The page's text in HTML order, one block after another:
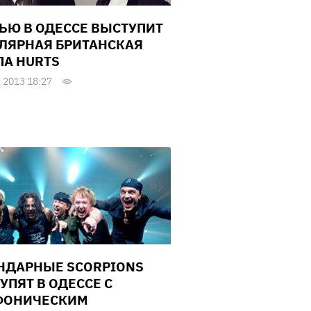
В ОДЕССЕ ВЫСТУПИТ
БРИТАНСКАЯ
HURTS
18:27
SCORPIONS
В ОДЕССЕ С